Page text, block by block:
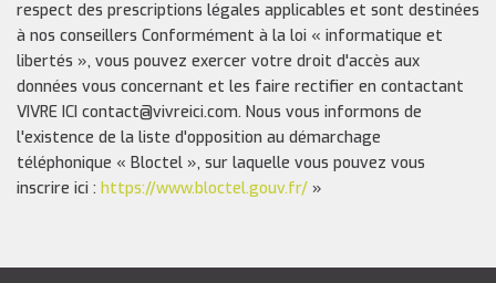
respect des prescriptions légales applicables et sont destinées
à nos conseillers Conformément à la loi « informatique et
libertés », vous pouvez exercer votre droit d'accès aux
données vous concernant et les faire rectifier en contactant
VIVRE ICI contact@vivreici.com. Nous vous informons de
l'existence de la liste d'opposition au démarchage
téléphonique « Bloctel », sur laquelle vous pouvez vous
inscrire ici : https://www.bloctel.gouv.fr/ »